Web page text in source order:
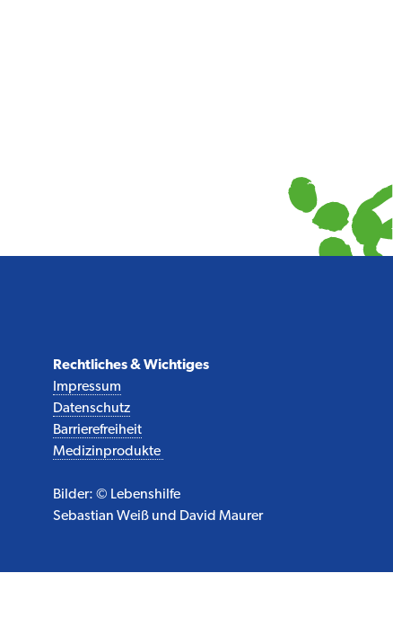
Rechtliches & Wichtiges
Impressum
Datenschutz
Barrierefreiheit
Medizinprodukte
Bilder: © Lebenshilfe
Sebastian Weiß und David Maurer